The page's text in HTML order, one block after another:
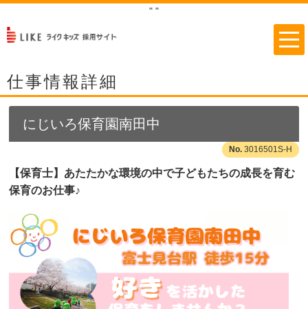
" "
仕事情報詳細
にじいろ保育園南田中
3016501S-H
【保育士】あたたかな環境の中で子どもたちの成長を育む
保育のお仕事♪